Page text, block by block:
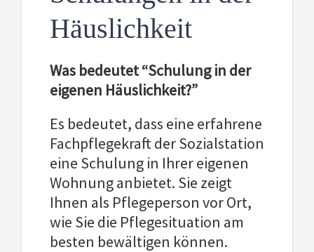
Häuslichkeit
Was bedeutet “Schulung in der
eigenen Häuslichkeit?”
Es bedeutet, dass eine erfahrene
Fachpflegekraft der Sozialstation
eine Schulung in Ihrer eigenen
Wohnung anbietet. Sie zeigt
Ihnen als Pflegeperson vor Ort,
wie Sie die Pflegesituation am
besten bewältigen können.